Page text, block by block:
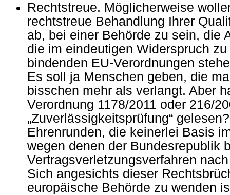
Rechtstreue. Möglicherweise
rechtstreue Behandlung Ihrer
ab, bei einer Behörde zu sein, die
die im eindeutigen Widerspruch
bindenden EU-Verordnungen
Es soll ja Menschen geben, die
bisschen mehr als verlangt. Aber
Verordnung 1178/2011 oder 216/
„Zuverlässigkeitsprüfung“
Ehrenrunden, die keinerlei Basis
wegen denen der Bundesrepublik
Vertragsverletzungsverfahren
Sich angesichts dieser
europäische Behörde zu wenden